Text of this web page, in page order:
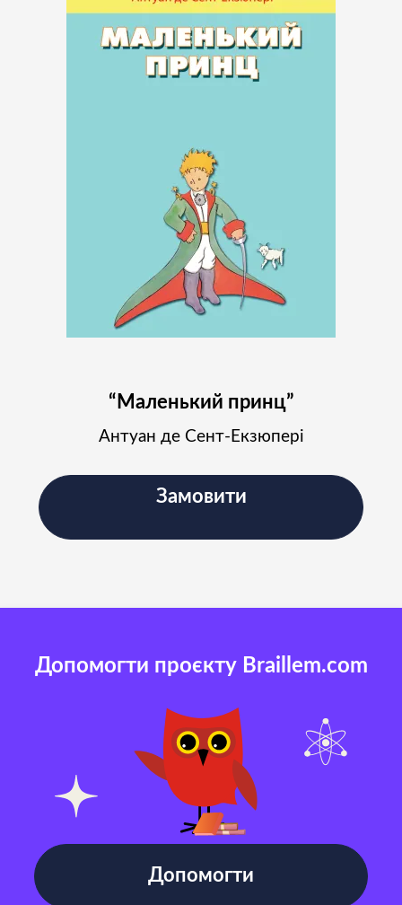
“Маленький принц”
Антуан де Сент-Екзюпері
Замовити
Допомогти проєкту Braillem.com
Допомогти